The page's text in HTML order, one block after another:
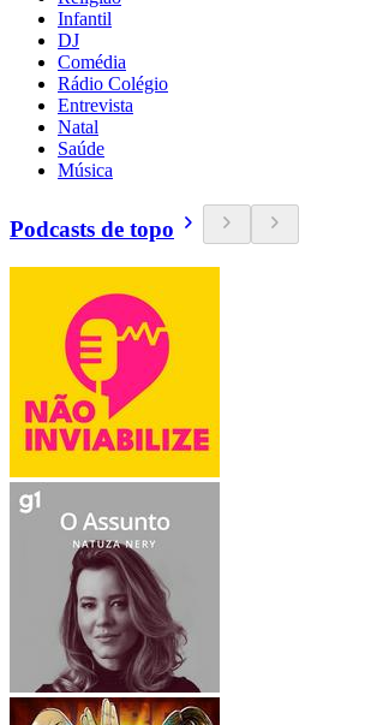
Infantil
DJ
Comédia
Rádio Colégio
Entrevista
Natal
Saúde
Música
Podcasts de topo